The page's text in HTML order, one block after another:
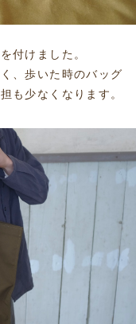
付けました。
、歩いた時のバッグ
も少なくなります。